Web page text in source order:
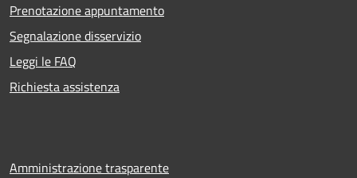
Prenotazione appuntamento
Segnalazione disservizio
Leggi le FAQ
Richiesta assistenza
Amministrazione trasparente